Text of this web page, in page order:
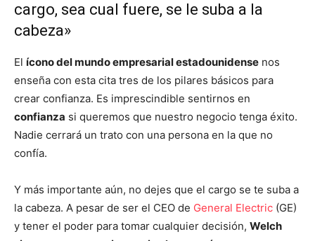
cargo, sea cual fuere, se le suba a la
cabeza»
El ícono del mundo empresarial estadounidense nos
enseña con esta cita tres de los pilares básicos para
crear confianza. Es imprescindible sentirnos en
confianza si queremos que nuestro negocio tenga éxito.
Nadie cerrará un trato con una persona en la que no
confía.
Y más importante aún, no dejes que el cargo se te suba a
la cabeza. A pesar de ser el CEO de General Electric (GE)
y tener el poder para tomar cualquier decisión, Welch